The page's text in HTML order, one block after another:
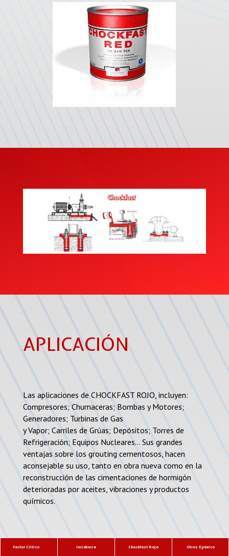
APLICACIÓN
Las aplicaciones de CHOCKFAST ROJO, incluyen:
Compresores; Chumaceras; Bombas y Motores;
Generadores; Turbinas de Gas
y Vapor; Carriles de Grúas; Depósitos; Torres de
Refrigeración; Equipos Nucleares… Sus grandes
ventajas sobre los grouting cementosos, hacen
aconsejable su uso, tanto en obra nueva como en la
reconstrucción de las cimentaciones de hormigón
deterioradas por aceites, vibraciones y productos
químicos.
Factor Crítico Incidencia Chockfast Rojo Otros Epóxico